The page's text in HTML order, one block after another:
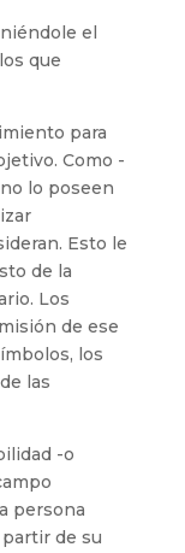
el
que
para
Como -
lo poseen
Esto le
de la
Los
de ese
los
las
-o
persona
de su